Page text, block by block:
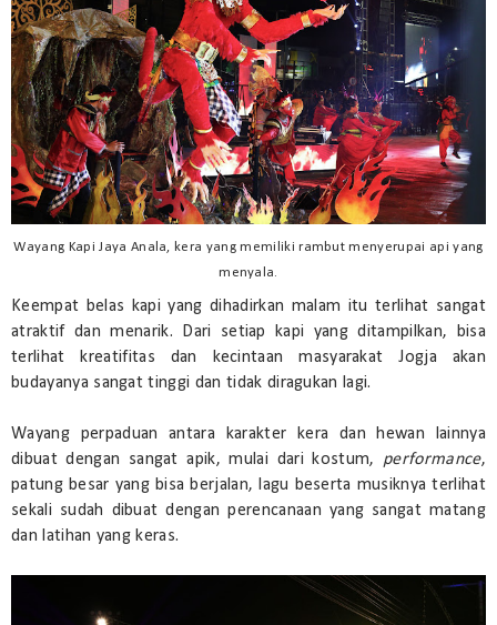
Wayang Kapi Jaya Anala, kera yang memiliki rambut menyerupai api yang
menyala.
Keempat belas kapi yang dihadirkan malam itu terlihat sangat
atraktif dan menarik. Dari setiap kapi yang ditampilkan, bisa
terlihat kreatifitas dan kecintaan masyarakat Jogja akan
budayanya sangat tinggi dan tidak diragukan lagi.
Wayang perpaduan antara karakter kera dan hewan lainnya
dibuat dengan sangat apik, mulai dari kostum, performance,
patung besar yang bisa berjalan, lagu beserta musiknya terlihat
sekali sudah dibuat dengan perencanaan yang sangat matang
dan latihan yang keras.